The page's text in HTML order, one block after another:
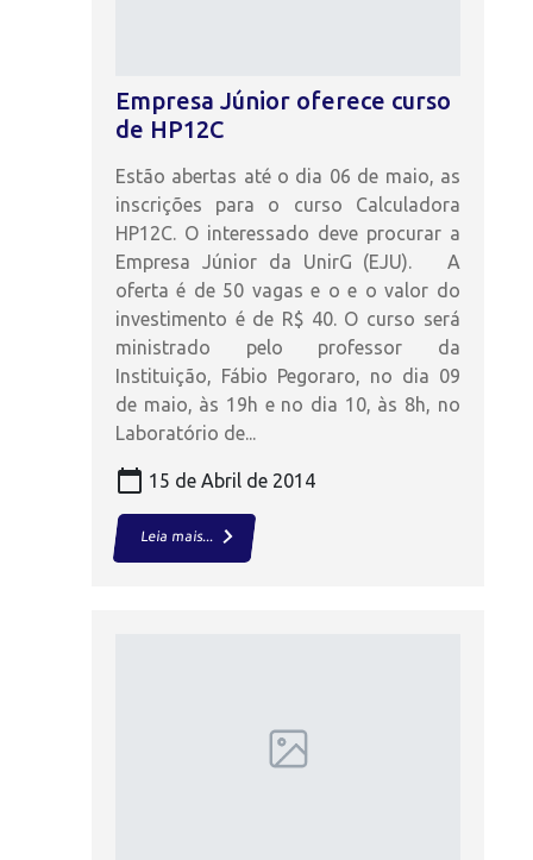
Empresa Júnior oferece curso
de HP12C
Estão abertas até o dia 06 de maio, as
inscrições para o curso Calculadora
HP12C. O interessado deve procurar a
Empresa Júnior da UnirG (EJU). A
oferta é de 50 vagas e o e o valor do
investimento é de R$ 40. O curso será
ministrado pelo professor da
Instituição, Fábio Pegoraro, no dia 09
de maio, às 19h e no dia 10, às 8h, no
Laboratório de...
calendar_today 15 de Abril de 2014
Leia mais...keyboard_arrow_right